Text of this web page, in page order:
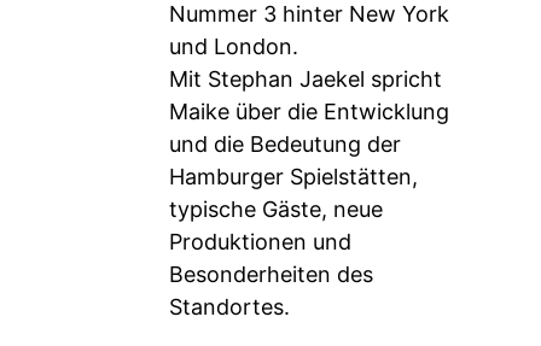
Nummer 3 hinter New York
und London.
Mit Stephan Jaekel spricht
Maike über die Entwicklung
und die Bedeutung der
Hamburger Spielstätten,
typische Gäste, neue
Produktionen und
Besonderheiten des
Standortes.